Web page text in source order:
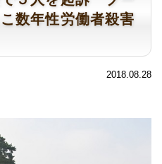
数年性労働者殺害
2018.08.28